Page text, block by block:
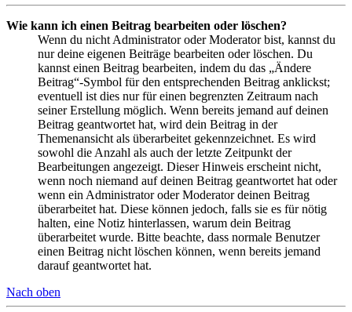
Wie kann ich einen Beitrag bearbeiten oder löschen?
Wenn du nicht Administrator oder Moderator bist, kannst du
nur deine eigenen Beiträge bearbeiten oder löschen. Du
kannst einen Beitrag bearbeiten, indem du das „Ändere
Beitrag“-Symbol für den entsprechenden Beitrag anklickst;
eventuell ist dies nur für einen begrenzten Zeitraum nach
seiner Erstellung möglich. Wenn bereits jemand auf deinen
Beitrag geantwortet hat, wird dein Beitrag in der
Themenansicht als überarbeitet gekennzeichnet. Es wird
sowohl die Anzahl als auch der letzte Zeitpunkt der
Bearbeitungen angezeigt. Dieser Hinweis erscheint nicht,
wenn noch niemand auf deinen Beitrag geantwortet hat oder
wenn ein Administrator oder Moderator deinen Beitrag
überarbeitet hat. Diese können jedoch, falls sie es für nötig
halten, eine Notiz hinterlassen, warum dein Beitrag
überarbeitet wurde. Bitte beachte, dass normale Benutzer
einen Beitrag nicht löschen können, wenn bereits jemand
darauf geantwortet hat.
Nach oben